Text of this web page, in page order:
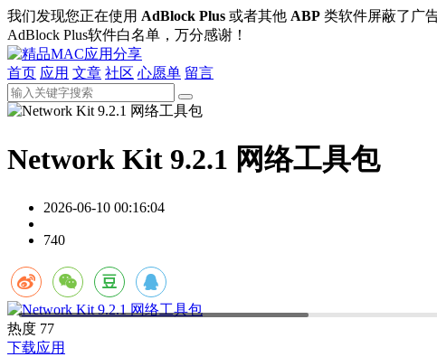
我们发现您正在使用 AdBlock Plus 或者其他 ABP 类软件屏蔽了广
AdBlock Plus软件白名单，万分感谢！
首页 应用 文章 社区 心愿单 留言
Network Kit 9.2.1 网络工具包
2026-06-10 00:16:04
740
热度 77
下载应用